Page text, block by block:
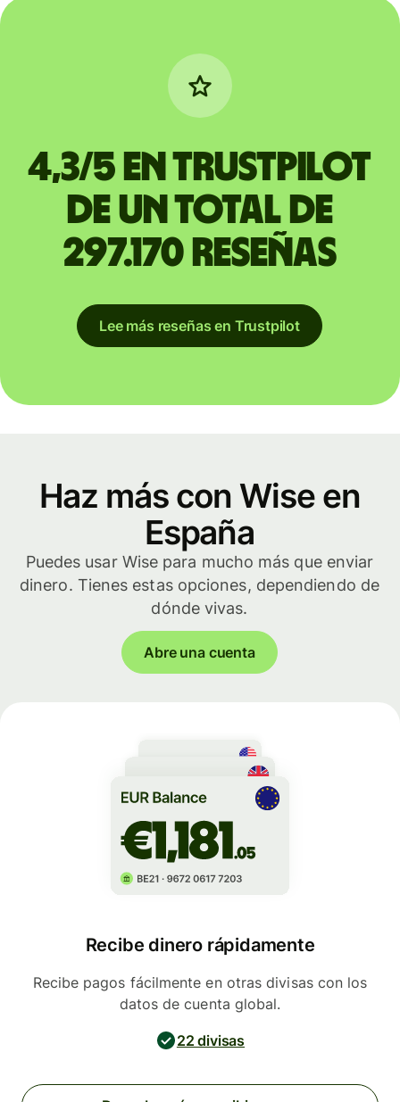
4,3/5 en Trustpilot
de un total de
297.170 reseñas
Lee más reseñas en Trustpilot
Haz más con Wise en
España
Puedes usar Wise para mucho más que enviar
dinero. Tienes estas opciones, dependiendo de
dónde vivas.
Abre una cuenta
Recibe dinero rápidamente
Recibe pagos fácilmente en otras divisas con los
datos de cuenta global.
22 divisas